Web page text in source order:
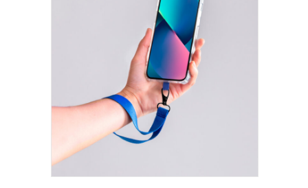
Questo
prodotto
ha
più
opzioni